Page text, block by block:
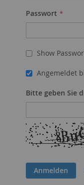
Passwort
Show
Angemeldet
Bitte geben Sie
Anmelden